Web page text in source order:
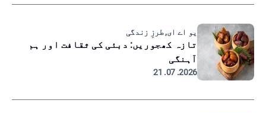
یو اے ای, طرزِ زندگی
تازہ کھجوریں: دبئی کی ثقافت اور ہم
آہنگی
2026. 07. 21